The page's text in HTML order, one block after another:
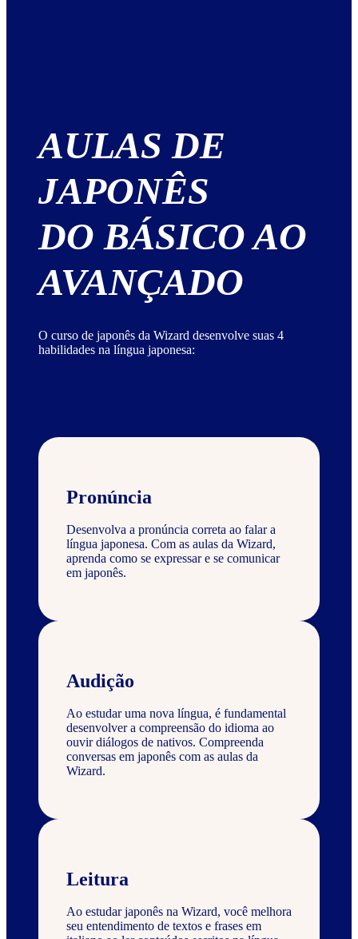
AULAS DE
JAPONÊS
DO BÁSICO AO
AVANÇADO
O curso de japonês da Wizard desenvolve suas 4
habilidades na língua japonesa:
Pronúncia
Desenvolva a pronúncia correta ao falar a
língua japonesa. Com as aulas da Wizard,
aprenda como se expressar e se comunicar
em japonês.
Audição
Ao estudar uma nova língua, é fundamental
desenvolver a compreensão do idioma ao
ouvir diálogos de nativos. Compreenda
conversas em japonês com as aulas da
Wizard.
Leitura
Ao estudar japonês na Wizard, você melhora
seu entendimento de textos e frases em